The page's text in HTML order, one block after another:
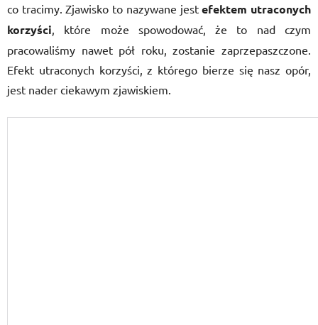
co tracimy. Zjawisko to nazywane jestefektem utraconych
korzyści, które może spowodować, że to nad czym
pracowaliśmy nawet pół roku, zostanie zaprzepaszczone.
Efekt utraconych korzyści, z którego bierze się nasz opór,
jest nader ciekawym zjawiskiem.